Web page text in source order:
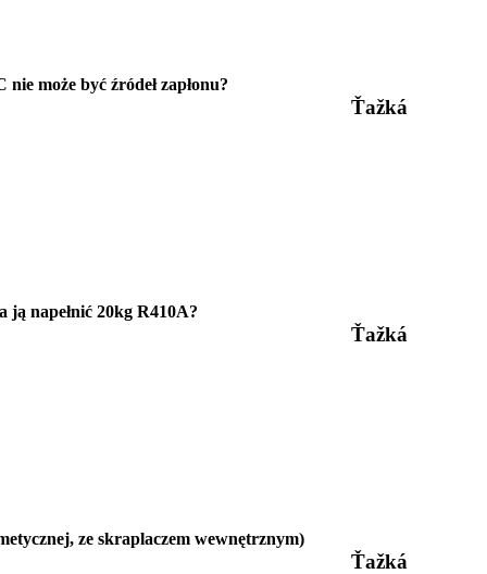
Ťažká
może być źródeł zapłonu?
Ťažká
ją napełnić 20kg R410A?
Ťažká
ze skraplaczem wewnętrznym)